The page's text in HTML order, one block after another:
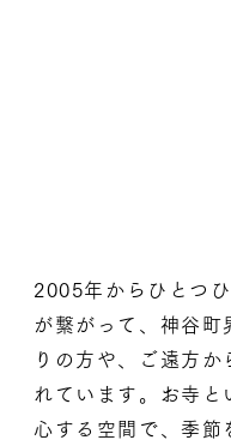
2005年からひとつ
が繋がって、神谷町
りの方や、ご遠方か
れています。お寺と
心する空間で、季節